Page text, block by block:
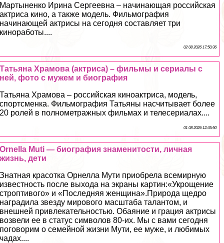
Мартыненко Ирина Сергеевна – начинающая российская
актриса кино, а также модель. Фильмография
начинающей актрисы на сегодня составляет три
киноработы....
02 08 2026 17:50:36
Татьяна Храмова (актриса) – фильмы и сериалы с
ней, фото с мужем и биография
Татьяна Храмова – российская киноактриса, модель,
спортсменка. Фильмография Татьяны насчитывает более
20 ролей в полнометражных фильмах и телесериалах....
01 08 2026 12:35:50
Ornella Muti — биография знаменитости, личная
жизнь, дети
Знатная красотка Орнелла Мути приобрела всемирную
известность после выхода на экраны картин:«Укрощение
строптивого» и «Последняя женщина».Природа щедро
наградила звезду мирового масштаба талантом, и
внешней привлекательностью. Обаяние и грация актрисы
возвели ее в статус символов 80-их. Мы с вами сегодня
поговорим о семейной жизни Мути, ее муже, и любимых
чадах....